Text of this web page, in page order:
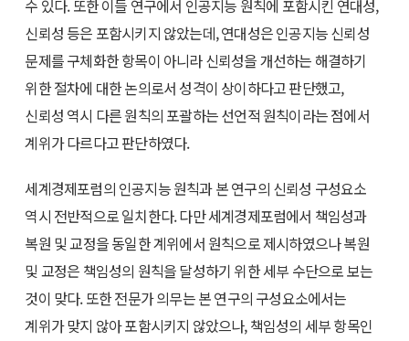
수 있다. 또한 이들 연구에서 인공지능 원칙에 포함시킨 연대성,
신뢰성 등은 포함시키지 않았는데, 연대성은 인공지능 신뢰성
문제를 구체화한 항목이 아니라 신뢰성을 개선하는 해결하기
위한 절차에 대한 논의로서 성격이 상이하다고 판단했고,
신뢰성 역시 다른 원칙의 포괄하는 선언적 원칙이라는 점에서
계위가 다르다고 판단하였다.
세계경제포럼의 인공지능 원칙과 본 연구의 신뢰성 구성요소
역시 전반적으로 일치한다. 다만 세계경제포럼에서 책임성과
복원 및 교정을 동일한 계위에서 원칙으로 제시하였으나 복원
및 교정은 책임성의 원칙을 달성하기 위한 세부 수단으로 보는
것이 맞다. 또한 전문가 의무는 본 연구의 구성요소에서는
계위가 맞지 않아 포함시키지 않았으나, 책임성의 세부 항목인